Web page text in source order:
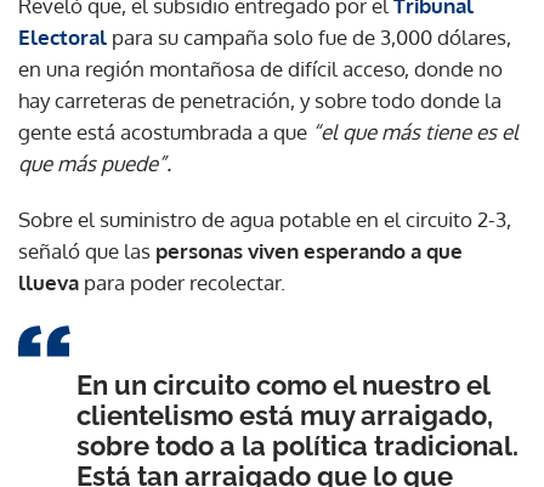
Electoral para su campaña solo fue de 3,000 dólares,
en una región montañosa de difícil acceso, donde no
hay carreteras de penetración, y sobre todo donde la
gente está acostumbrada a que “el que más tiene es el
que más puede”.
Sobre el suministro de agua potable en el circuito 2-3,
señaló que las personas viven esperando a que
llueva para poder recolectar.
En un circuito como el nuestro el
clientelismo está muy arraigado,
sobre todo a la política tradicional.
Está tan arraigado que lo que